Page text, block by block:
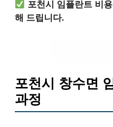
포천시 임플란트 비
해 드립니다.
포천시 창수면
과정